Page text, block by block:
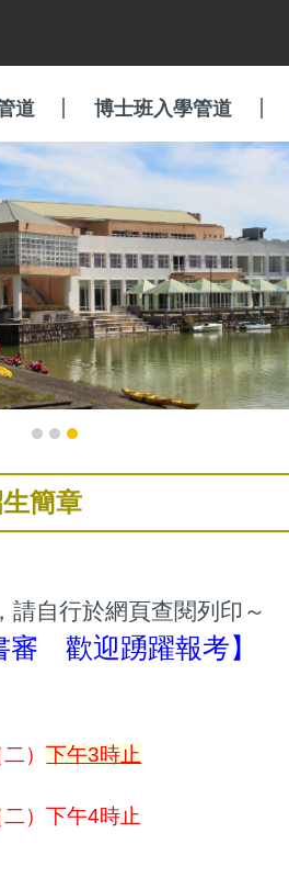
道 博士班入學管道
簡章
請自行於網頁查閱列印～
審 歡迎踴躍報考】
）下午3時止
）下午4時止